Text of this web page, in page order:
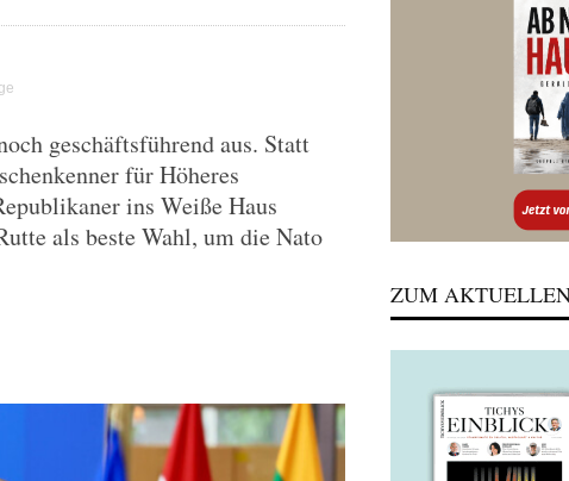
geschäftsführend aus. Statt
für Höheres
ins Weiße Haus
als beste Wahl, um die Nato
ZUM